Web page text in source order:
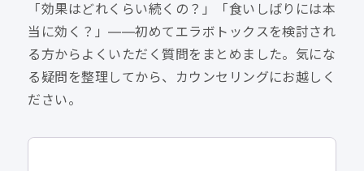
「効果はどれくらい続くの？」「食いしばりには本
当に効く？」——初めてエラボトックスを検討され
る方からよくいただく質問をまとめました。気にな
る疑問を整理してから、カウンセリングにお越しく
ださい。